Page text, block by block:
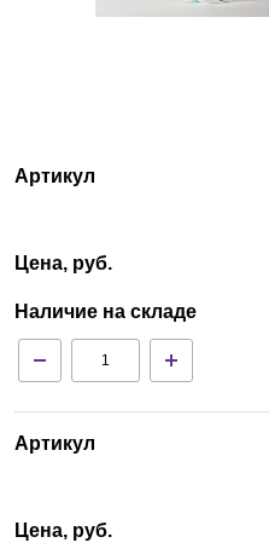
Контакты
Артикул
Цена, руб.
Наличие на складе
Артикул
Цена, руб.